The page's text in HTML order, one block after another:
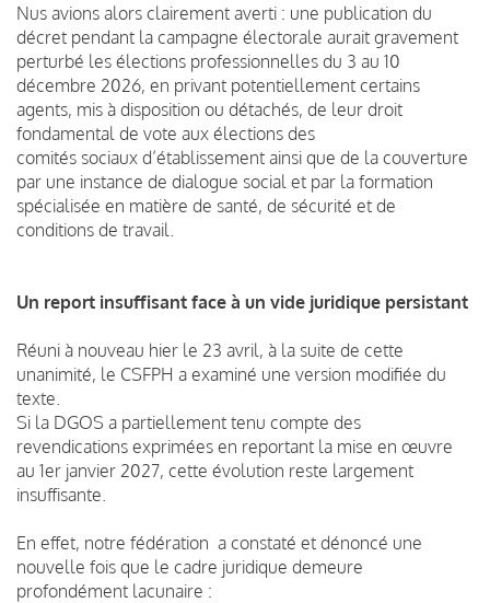
Nus avions alors clairement averti : une publication du
décret pendant la campagne électorale aurait gravement
perturbé les élections professionnelles du 3 au 10
décembre 2026, en privant potentiellement certains
agents, mis à disposition ou détachés, de leur droit
fondamental de vote aux élections des
comités sociaux d’établissement ainsi que de la couverture
par une instance de dialogue social et par la formation
spécialisée en matière de santé, de sécurité et de
conditions de travail.
Un report insuffisant face à un vide juridique persistant
Réuni à nouveau hier le 23 avril, à la suite de cette
unanimité, le CSFPH a examiné une version modifiée du
texte.
Si la DGOS a partiellement tenu compte des
revendications exprimées en reportant la mise en œuvre
au 1er janvier 2027, cette évolution reste largement
insuffisante.
En effet, notre fédération a constaté et dénoncé une
nouvelle fois que le cadre juridique demeure
profondément lacunaire :